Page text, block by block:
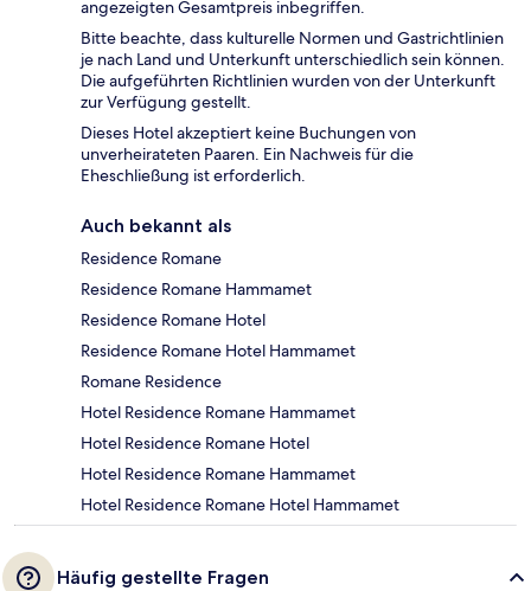
angezeigten Gesamtpreis inbegriffen.
Bitte beachte, dass kulturelle Normen und Gastrichtlinien
je nach Land und Unterkunft unterschiedlich sein können.
Die aufgeführten Richtlinien wurden von der Unterkunft
zur Verfügung gestellt.
Dieses Hotel akzeptiert keine Buchungen von
unverheirateten Paaren. Ein Nachweis für die
Eheschließung ist erforderlich.
Auch bekannt als
Residence Romane
Residence Romane Hammamet
Residence Romane Hotel
Residence Romane Hotel Hammamet
Romane Residence
Hotel Residence Romane Hammamet
Hotel Residence Romane Hotel
Hotel Residence Romane Hammamet
Hotel Residence Romane Hotel Hammamet
Häufig gestellte Fragen